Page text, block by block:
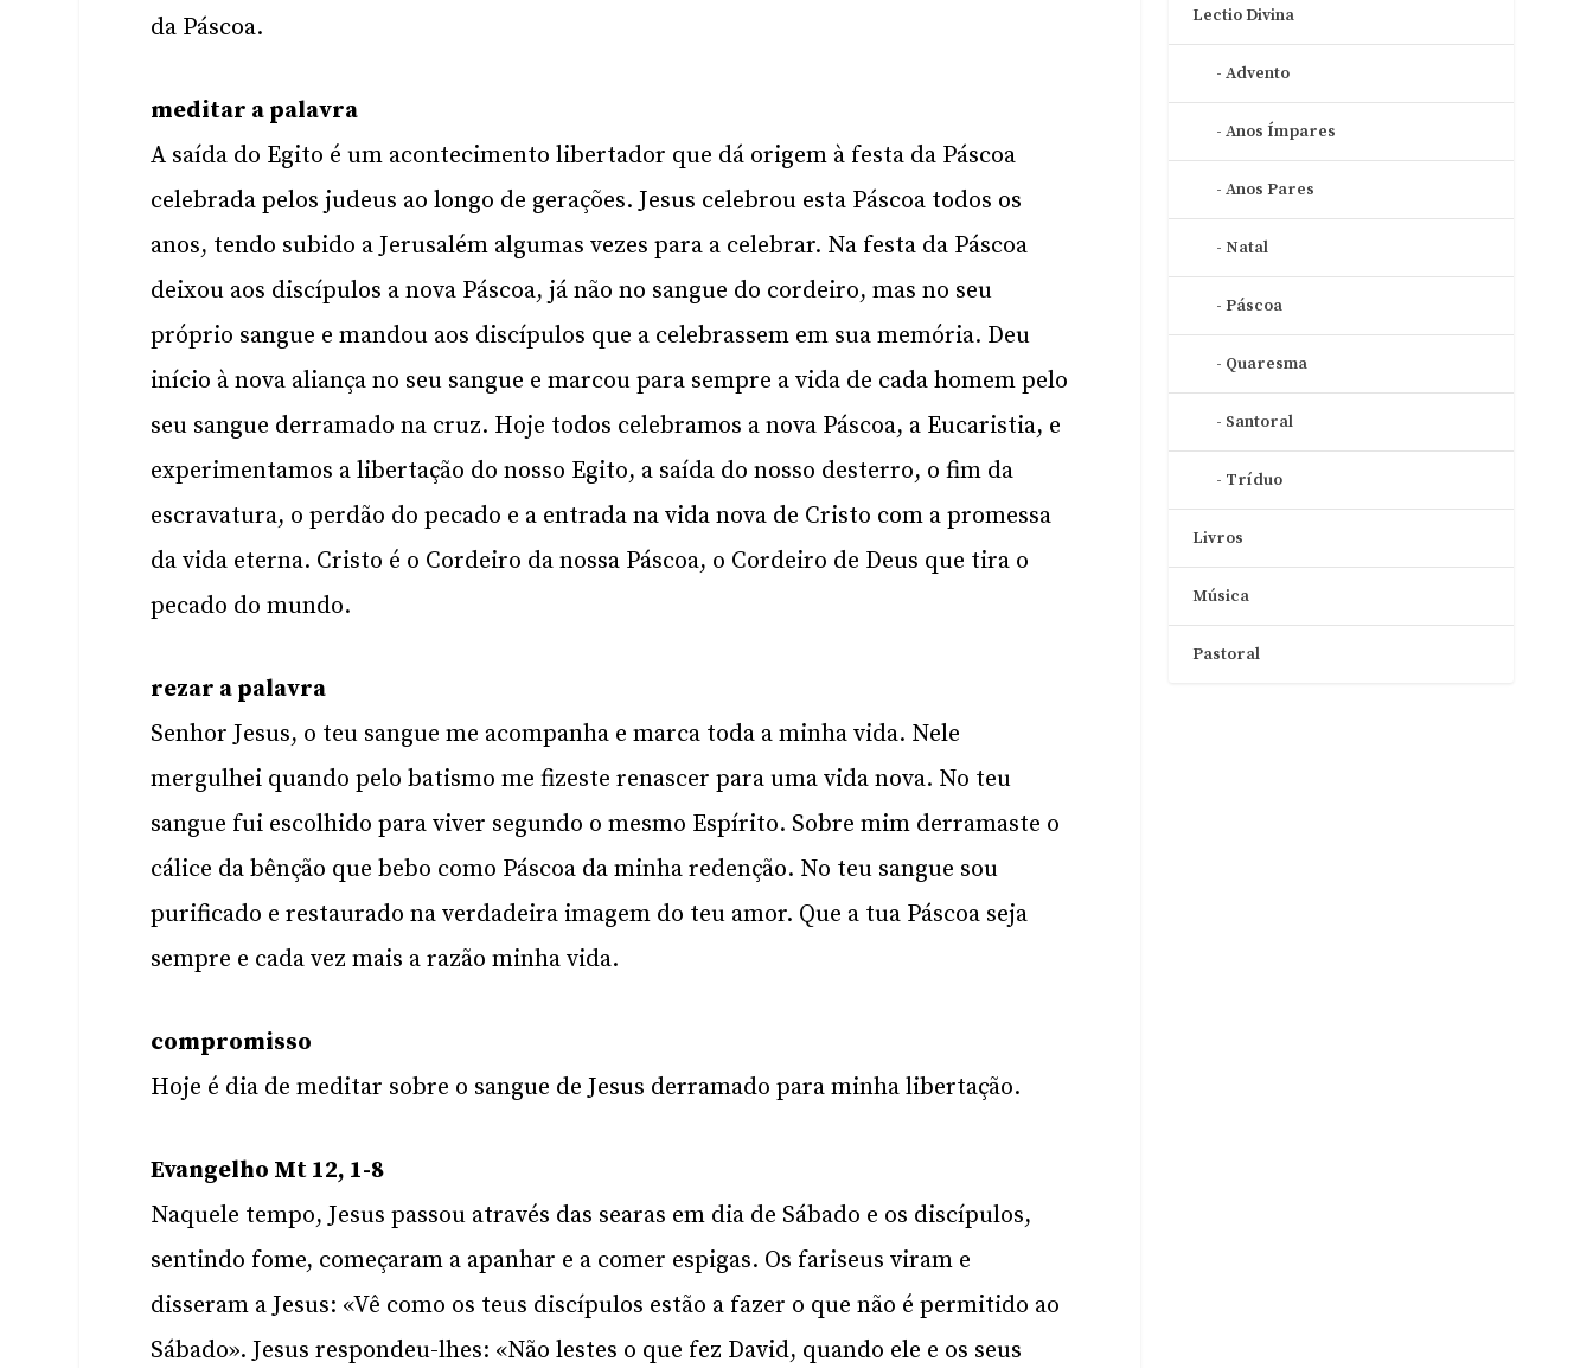
da Páscoa.
meditar a palavra
A saída do Egito é um acontecimento libertador que dá origem à festa da Páscoa
celebrada pelos judeus ao longo de gerações. Jesus celebrou esta Páscoa todos os
anos, tendo subido a Jerusalém algumas vezes para a celebrar. Na festa da Páscoa
deixou aos discípulos a nova Páscoa, já não no sangue do cordeiro, mas no seu
próprio sangue e mandou aos discípulos que a celebrassem em sua memória. Deu
início à nova aliança no seu sangue e marcou para sempre a vida de cada homem pelo
seu sangue derramado na cruz. Hoje todos celebramos a nova Páscoa, a Eucaristia, e
experimentamos a libertação do nosso Egito, a saída do nosso desterro, o fim da
escravatura, o perdão do pecado e a entrada na vida nova de Cristo com a promessa
da vida eterna. Cristo é o Cordeiro da nossa Páscoa, o Cordeiro de Deus que tira o
pecado do mundo.
rezar a palavra
Senhor Jesus, o teu sangue me acompanha e marca toda a minha vida. Nele
mergulhei quando pelo batismo me fizeste renascer para uma vida nova. No teu
sangue fui escolhido para viver segundo o mesmo Espírito. Sobre mim derramaste o
cálice da bênção que bebo como Páscoa da minha redenção. No teu sangue sou
purificado e restaurado na verdadeira imagem do teu amor. Que a tua Páscoa seja
sempre e cada vez mais a razão minha vida.
compromisso
Hoje é dia de meditar sobre o sangue de Jesus derramado para minha libertação.
Evangelho Mt 12, 1-8
Naquele tempo, Jesus passou através das searas em dia de Sábado e os discípulos,
sentindo fome, começaram a apanhar e a comer espigas. Os fariseus viram e
disseram a Jesus: «Vê como os teus discípulos estão a fazer o que não é permitido ao
Sábado». Jesus respondeu-lhes: «Não lestes o que fez David, quando ele e os seus
Lectio Divina
Advento
Anos Ímpares
Anos Pares
Natal
Páscoa
Quaresma
Santoral
Tríduo
Livros
Música
Pastoral